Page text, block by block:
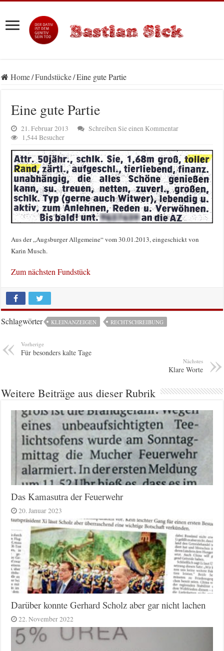
Home/Fundstücke/Eine gute Partie
Eine gute Partie
21. Februar 2013
Schreiben Sie einen Kommentar
1,544 Besucher
Aus der „Augsburger Allgemeine“ vom 30.01.2013, eingeschickt von
Karin Musch.
Zum nächsten Fundstück
Schlagwörter KLEINANZEIGEN RECHTSCHREIBUNG
Vorherige
Für besonders kalte Tage
Nächstes
Klare Worte
Weitere Beiträge aus dieser Rubrik
Das Kamasutra der Feuerwehr
20. Januar 2023
Darüber konnte Gerhard Scholz aber gar nicht lachen
22. November 2022